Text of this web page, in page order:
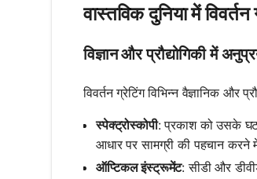
वास्तविक दुनिया में
विज्ञान और प्रौद्योगिकी में
विवर्तन ग्रेटिंग विभिन्न वैज्ञानिक और
स्पेक्ट्रोस्कोपी: प्रकाश को उसके
आधार पर सामग्री की पहचान करने
ऑप्टिकल इंस्ट्रूमेंट: सीडी और